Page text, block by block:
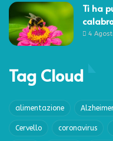
Ti ha
4
Tag Cloud
alimentazione
Cervello coronavirus